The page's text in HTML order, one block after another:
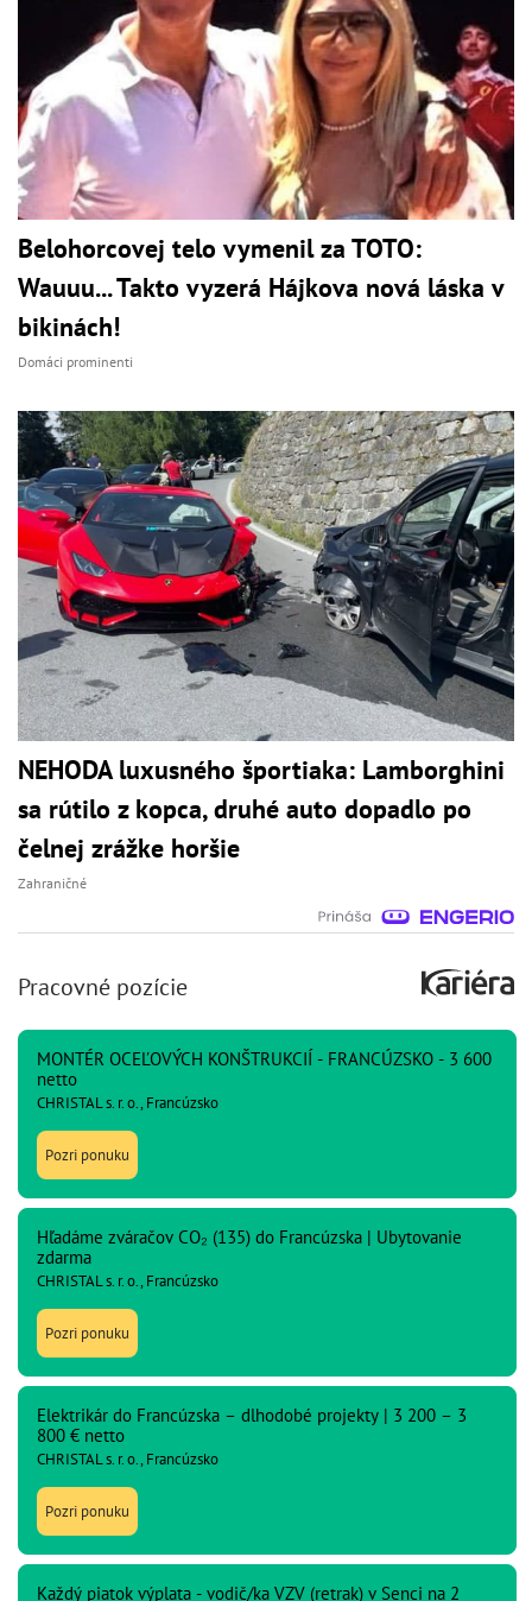
Belohorcovej telo vymenil za TOTO:
Wauuu... Takto vyzerá Hájkova nová láska v
bikinách!
Domáci prominenti
NEHODA luxusného športiaka: Lamborghini
sa rútilo z kopca, druhé auto dopadlo po
čelnej zrážke horšie
Zahraničné
Pracovné pozície
MONTÉR OCEĽOVÝCH KONŠTRUKCIÍ - FRANCÚZSKO - 3 600
netto
CHRISTAL s. r. o., Francúzsko
Pozri ponuku
Hľadáme zváračov CO₂ (135) do Francúzska | Ubytovanie
zdarma
CHRISTAL s. r. o., Francúzsko
Pozri ponuku
Elektrikár do Francúzska – dlhodobé projekty | 3 200 – 3
800 € netto
CHRISTAL s. r. o., Francúzsko
Pozri ponuku
Každý piatok výplata - vodič/ka VZV (retrak) v Senci na 2